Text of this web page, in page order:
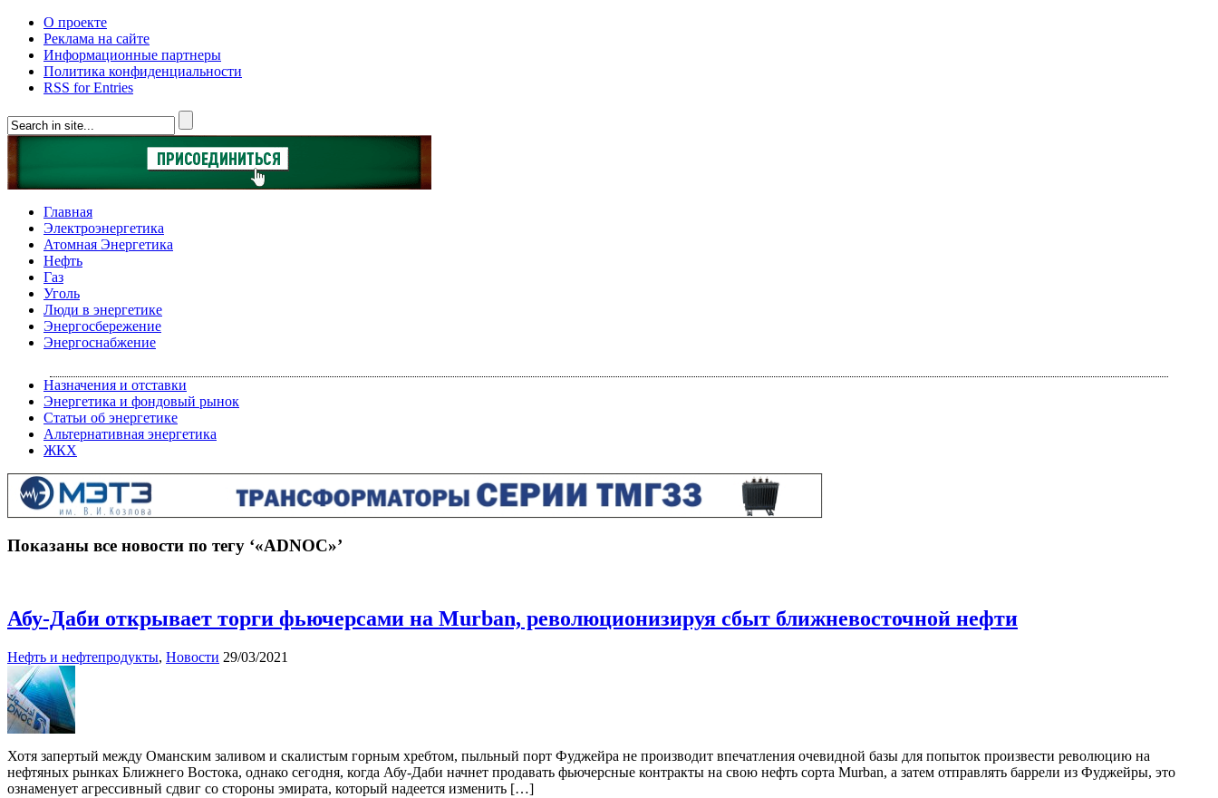
О проекте
Реклама на сайте
Информационные партнеры
Политика конфиденциальности
RSS for Entries
Главная
Электроэнергетика
Атомная Энергетика
Нефть
Газ
Уголь
Люди в энергетике
Энергосбережение
Энергоснабжение
Назначения и отставки
Энергетика и фондовый рынок
Статьи об энергетике
Альтернативная энергетика
ЖКХ
Показаны все новости по тегу ‘«ADNOC»’
Абу-Даби открывает торги фьючерсами на Murban, революционизируя сбыт ближневосточной нефти
Нефть и нефтепродукты, Новости 29/03/2021
Хотя запертый между Оманским заливом и скалистым горным хребтом, пыльный порт Фуджейра не производит впечатления очевидной базы для попыток произвести революцию на
нефтяных рынках Ближнего Востока, однако сегодня, когда Абу-Даби начнет продавать фьючерсные контракты на свою нефть сорта Murban, а затем отправлять баррели из Фуджейры, это
ознаменует агрессивный сдвиг со стороны эмирата, который надеется изменить […]